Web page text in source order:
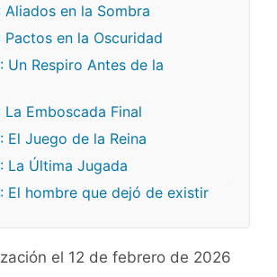
Aliados en la Sombra
Pactos en la Oscuridad
Un Respiro Antes de la
La Emboscada Final
El Juego de la Reina
La Última Jugada
El hombre que dejó de existir
el 12 de febrero de 2026